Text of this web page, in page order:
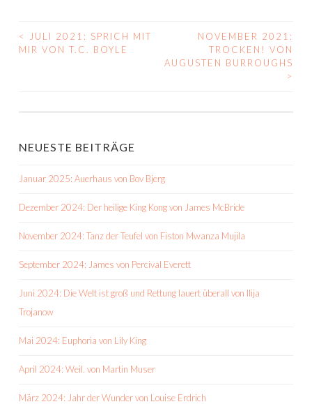
BEITRAGS-
<
JULI 2021: SPRICH MIT
MIR VON T.C. BOYLE
NOVEMBER 2021:
TROCKEN! VON
AUGUSTEN BURROUGHS
>
NEUESTE BEITRÄGE
Januar 2025: Auerhaus von Bov Bjerg
Dezember 2024: Der heilige King Kong von James McBride
November 2024: Tanz der Teufel von Fiston Mwanza Mujila
September 2024: James von Percival Everett
Juni 2024: Die Welt ist groß und Rettung lauert überall von Ilija
Trojanow
Mai 2024: Euphoria von Lily King
April 2024: Weil. von Martin Muser
März 2024: Jahr der Wunder von Louise Erdrich